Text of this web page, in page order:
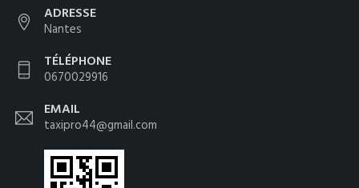
ADRESSE
Nantes
TÉLÉPHONE
0670029916
EMAIL
taxipro44@gmail.com